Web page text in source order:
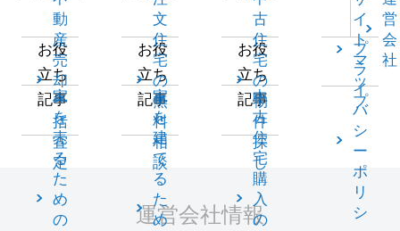
動
産
売
却
一
括
査
定
お役
立ち
記事
家
を
売
る
た
め
の
文
住
宅
の
無
料
相
談
お役
立ち
記事
家
を
建
て
る
た
め
古
住
宅
の
物
件
探
し
お役
立ち
記事
中
古
住
宅
購
入
の
イ
ト
マ
ッ
プ
営
会
社
プ
ラ
イ
バ
シ
ー
ポ
リ
シ
運営会社情報